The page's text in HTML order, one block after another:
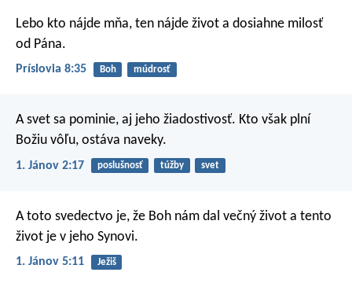
Lebo kto nájde mňa, ten nájde život a dosiahne milosť
od Pána.
Príslovia 8:35 Boh múdrosť
A svet sa pominie, aj jeho žiadostivosť. Kto však plní
Božiu vôľu, ostáva naveky.
1. Jánov 2:17 poslušnosť túžby svet
A toto svedectvo je, že Boh nám dal večný život a tento
život je v jeho Synovi.
1. Jánov 5:11 Ježiš